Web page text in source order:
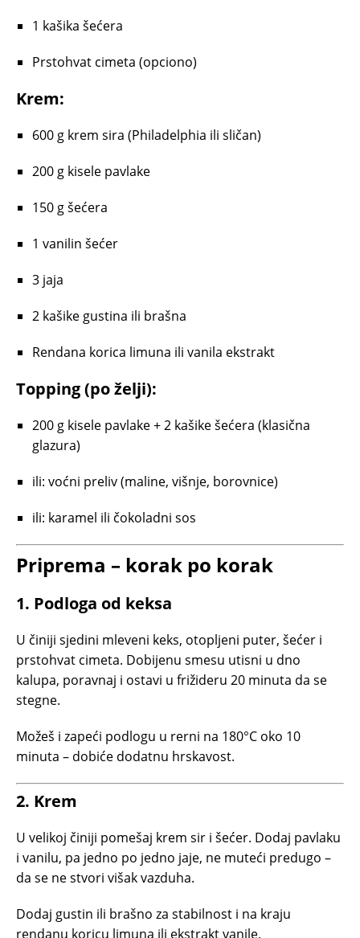
1 kašika šećera
Prstohvat cimeta (opciono)
Krem:
600 g krem sira (Philadelphia ili sličan)
200 g kisele pavlake
150 g šećera
1 vanilin šećer
3 jaja
2 kašike gustina ili brašna
Rendana korica limuna ili vanila ekstrakt
Topping (po želji):
200 g kisele pavlake + 2 kašike šećera (klasična
glazura)
ili: voćni preliv (maline, višnje, borovnice)
ili: karamel ili čokoladni sos
Priprema – korak po korak
1. Podloga od keksa
U činiji sjedini mleveni keks, otopljeni puter, šećer i
prstohvat cimeta. Dobijenu smesu utisni u dno
kalupa, poravnaj i ostavi u frižideru 20 minuta da se
stegne.
Možeš i zapeći podlogu u rerni na 180°C oko 10
minuta – dobiće dodatnu hrskavost.
2. Krem
U velikoj činiji pomešaj krem sir i šećer. Dodaj pavlaku
i vanilu, pa jedno po jedno jaje, ne muteći predugo –
da se ne stvori višak vazduha.
Dodaj gustin ili brašno za stabilnost i na kraju
rendanu koricu limuna ili ekstrakt vanile.